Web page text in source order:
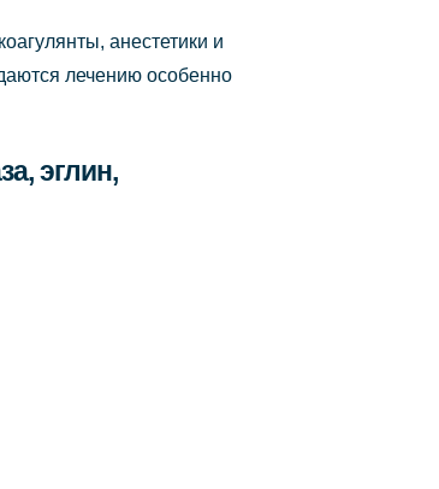
анестетики и
лечению особенно
эглин,